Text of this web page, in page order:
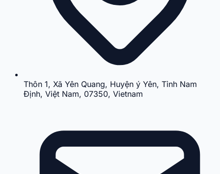
Thôn 1, Xã Yên Quang, Huyện ý Yên, Tỉnh Nam
Định, Việt Nam, 07350, Vietnam